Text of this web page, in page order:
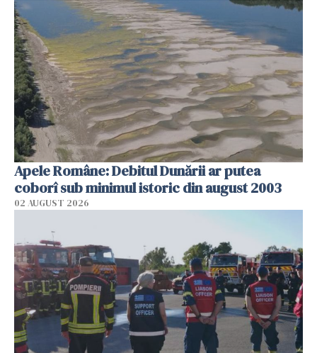
Apele Române: Debitul Dunării ar putea
coborî sub minimul istoric din august 2003
02 AUGUST 2026